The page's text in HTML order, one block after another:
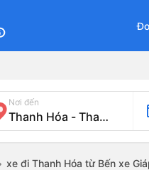
Nơi đến
xe đi Thanh Hóa từ Bến xe